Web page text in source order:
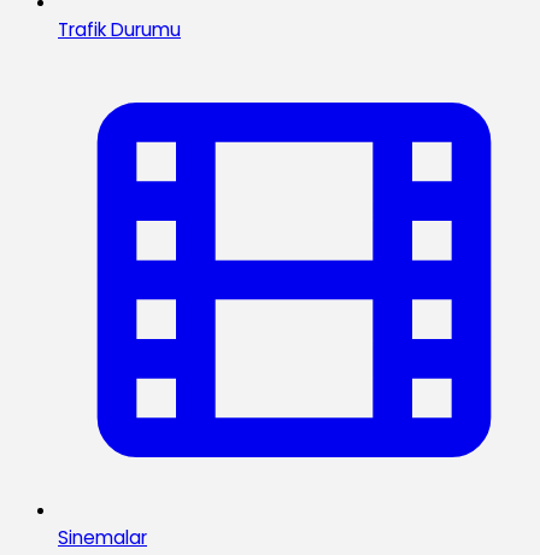
Trafik Durumu
Sinemalar